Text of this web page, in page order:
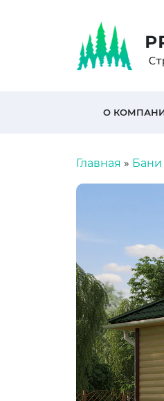
О
Главная » Бани